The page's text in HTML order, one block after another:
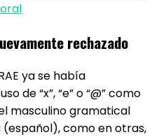
rechazado
ya se había
de “x”, “e” o “@” como
masculino gramatical
como en otras,